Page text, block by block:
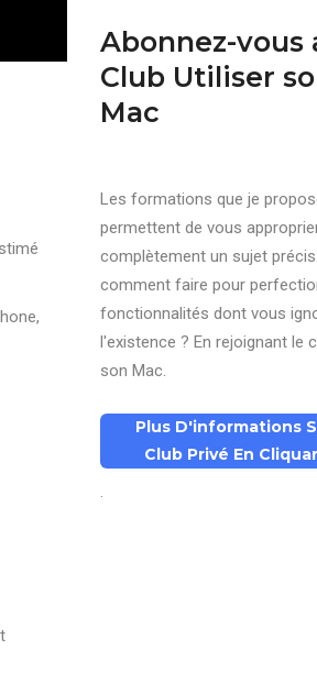
Abonnez-vous
Club Utiliser
Mac
Les formations que je
permettent de vous
complètement un sujet
comment faire pour
fonctionnalités dont vous
l'existence ? En rejoignant le
son Mac.
Plus D'informations
Club Privé En
.